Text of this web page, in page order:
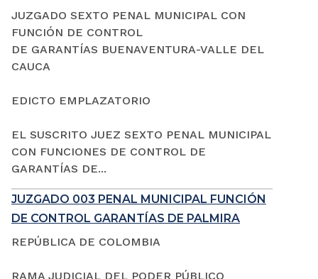
JUZGADO SEXTO PENAL MUNICIPAL CON
FUNCIÓN DE CONTROL
DE GARANTÍAS BUENAVENTURA-VALLE DEL
CAUCA
EDICTO EMPLAZATORIO
EL SUSCRITO JUEZ SEXTO PENAL MUNICIPAL
CON FUNCIONES DE CONTROL DE
GARANTÍAS DE...
JUZGADO 003 PENAL MUNICIPAL FUNCIÓN
DE CONTROL GARANTÍAS DE PALMIRA
REPÚBLICA DE COLOMBIA
RAMA JUDICIAL DEL PODER PÚBLICO